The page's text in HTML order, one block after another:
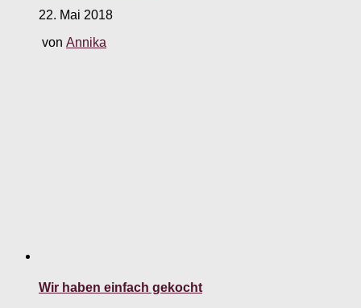
22. Mai 2018
von Annika
Wir haben einfach gekocht